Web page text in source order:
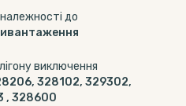
до
виключення
328102, 329302,
, 328600